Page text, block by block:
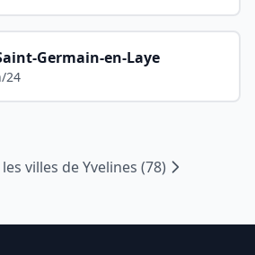
Germain-en-Laye
24
villes deYvelines (78)